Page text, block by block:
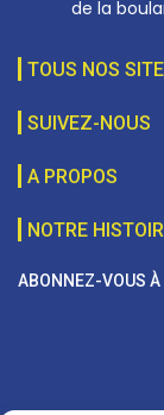
de la
TOUS NOS
SUIVEZ-NOUS
A PROPOS
NOTRE
ABONNEZ-VOUS À